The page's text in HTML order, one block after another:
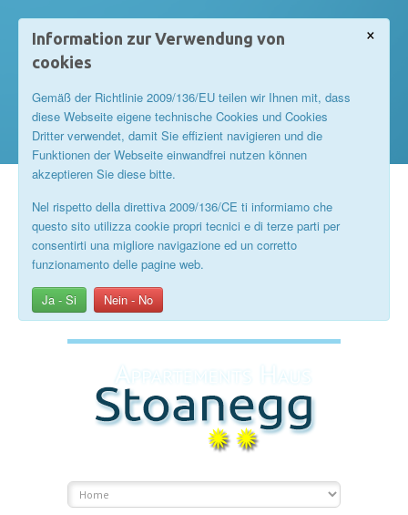
×
Information zur Verwendung von
cookies
Gemäß der Richtlinie 2009/136/EU teilen wir Ihnen mit, dass
diese Webseite eigene technische Cookies und Cookies
Dritter verwendet, damit Sie effizient navigieren und die
Funktionen der Webseite einwandfrei nutzen können
akzeptieren Sie diese bitte.
Nel rispetto della direttiva 2009/136/CE ti informiamo che
questo sito utilizza cookie propri tecnici e di terze parti per
consentirti una migliore navigazione ed un corretto
funzionamento delle pagine web.
Ja - Si Nein - No